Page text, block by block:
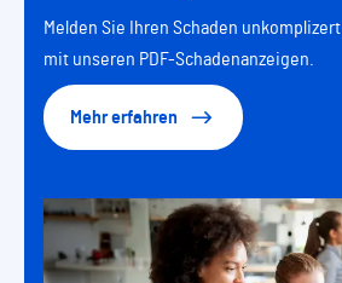
Melden Sie Ihren Schaden
mit unseren PDF-Schadenanzeigen.
Mehr erfahren